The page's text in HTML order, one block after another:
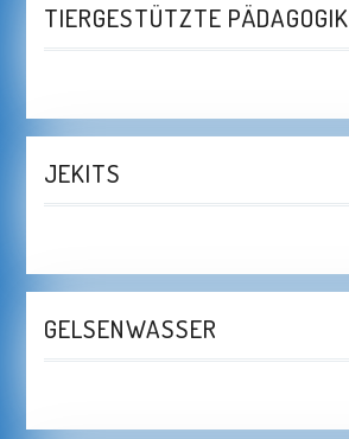
TIERGESTÜTZTE PÄDAGOGIK
JEKITS
GELSENWASSER